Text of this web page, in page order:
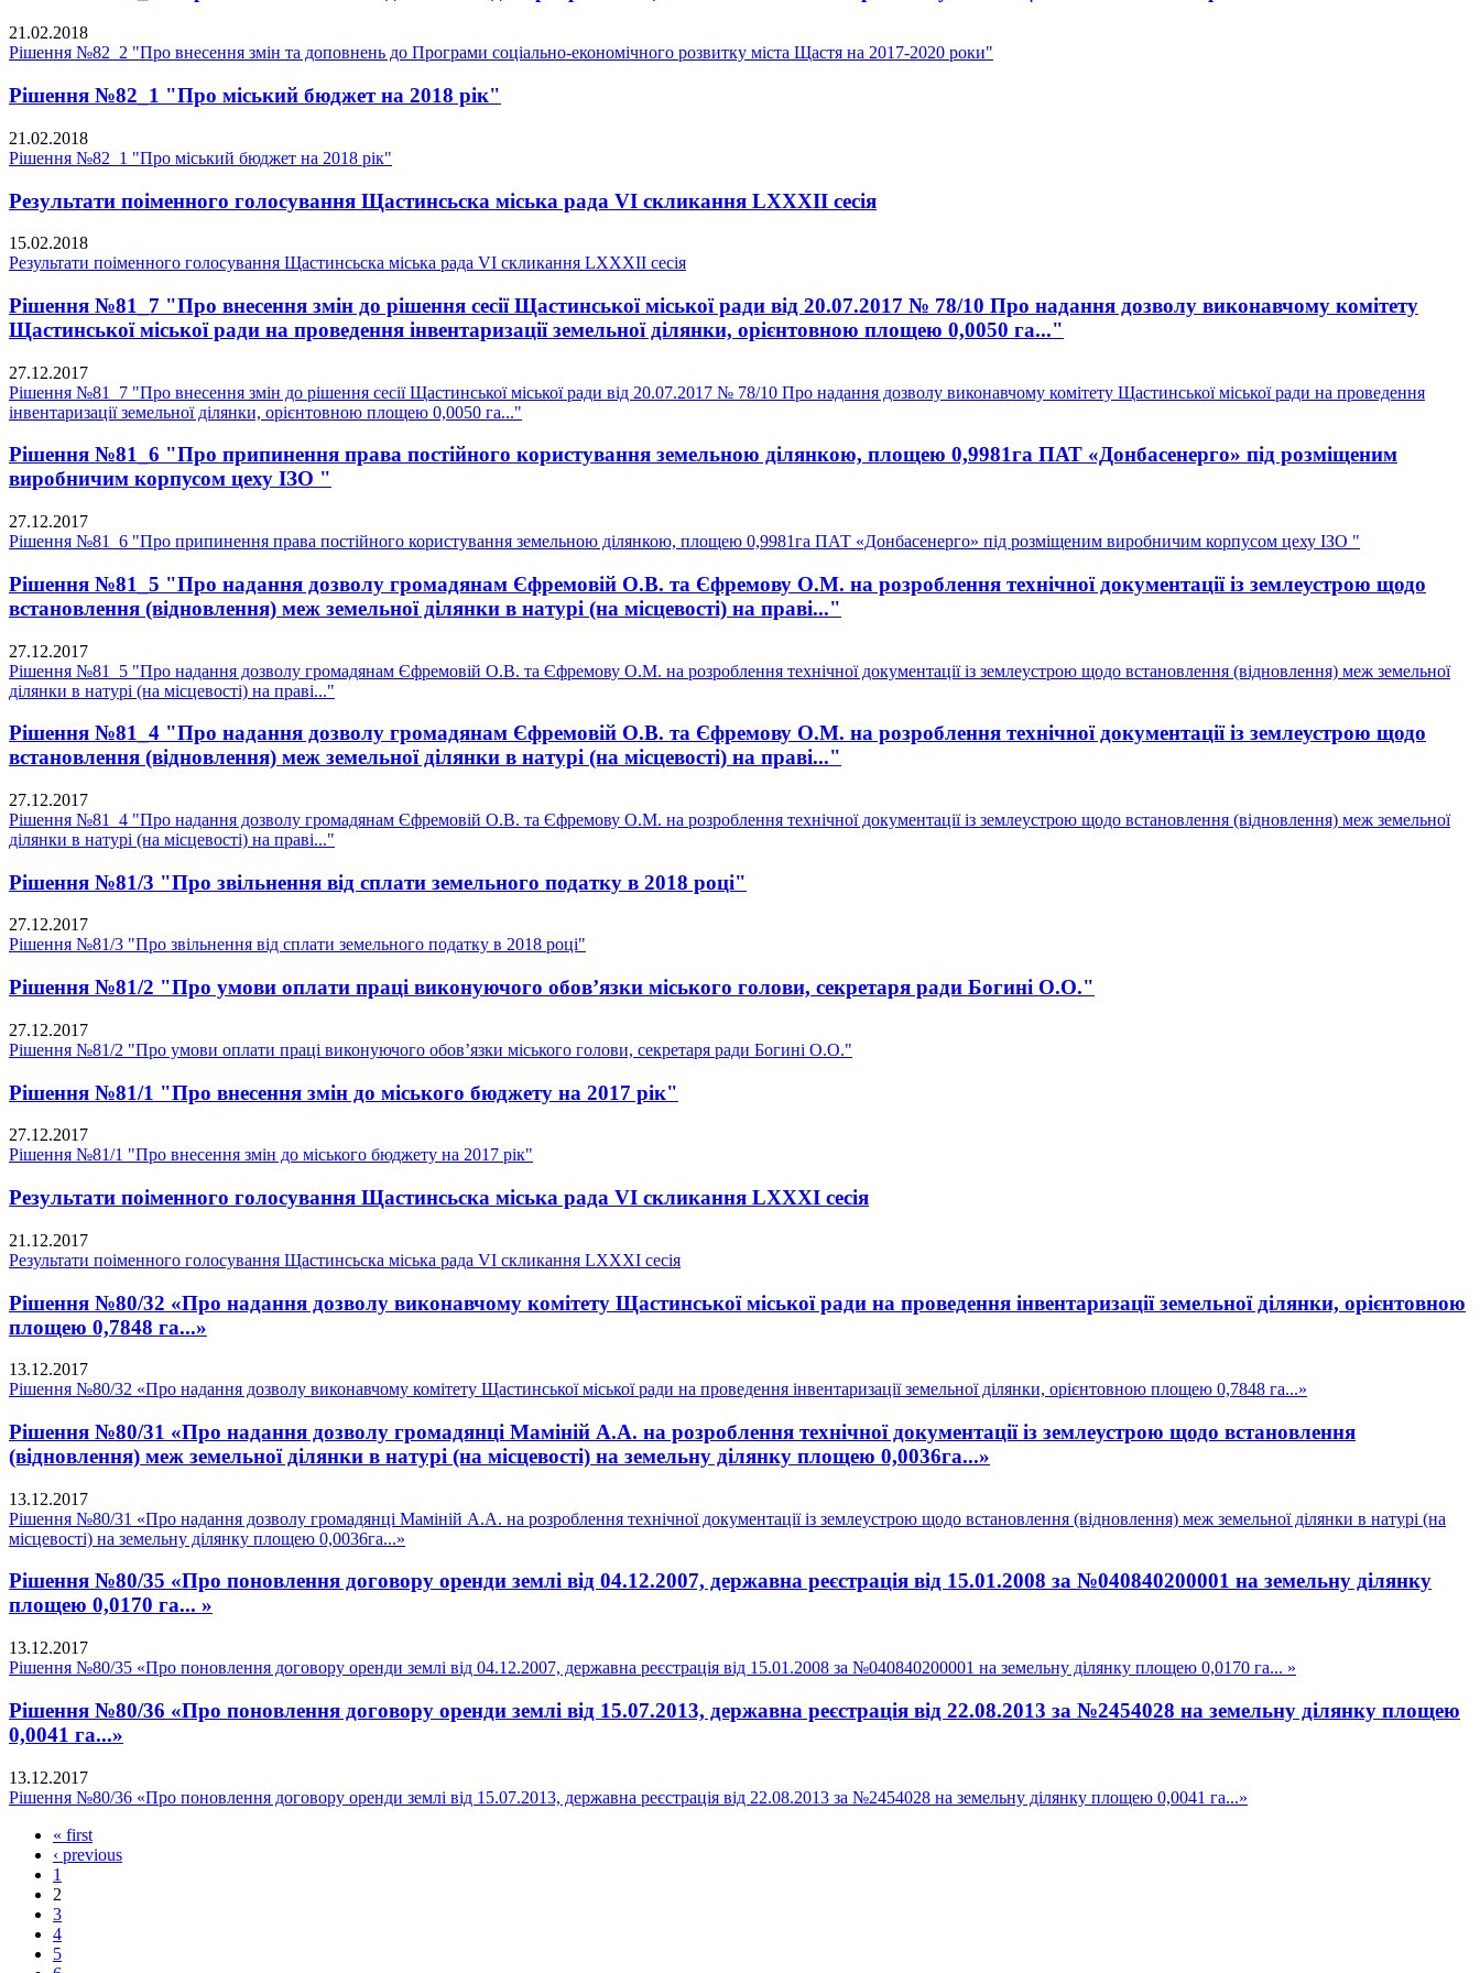
21.02.2018
Рішення №82_2 "Про внесення змін та доповнень до Програми соціально-економічного розвитку міста Щастя на 2017-2020 роки"
Рішення №82_1 "Про міський бюджет на 2018 рік"
21.02.2018
Рішення №82_1 "Про міський бюджет на 2018 рік"
Результати поіменного голосування Щастинсьска міська рада VI скликання LXXXII сесія
15.02.2018
Результати поіменного голосування Щастинсьска міська рада VI скликання LXXXII сесія
Рішення №81_7 "Про внесення змін до рішення сесії Щастинської міської ради від 20.07.2017 № 78/10 Про надання дозволу виконавчому комітету
Щастинської міської ради на проведення інвентаризації земельної ділянки, орієнтовною площею 0,0050 га..."
27.12.2017
Рішення №81_7 "Про внесення змін до рішення сесії Щастинської міської ради від 20.07.2017 № 78/10 Про надання дозволу виконавчому комітету Щастинської міської ради на проведення
інвентаризації земельної ділянки, орієнтовною площею 0,0050 га..."
Рішення №81_6 "Про припинення права постійного користування земельною ділянкою, площею 0,9981га ПАТ «Донбасенерго» під розміщеним
виробничим корпусом цеху ІЗО "
27.12.2017
Рішення №81_6 "Про припинення права постійного користування земельною ділянкою, площею 0,9981га ПАТ «Донбасенерго» під розміщеним виробничим корпусом цеху ІЗО "
Рішення №81_5 "Про надання дозволу громадянам Єфремовій О.В. та Єфремову О.М. на розроблення технічної документації із землеустрою щодо
встановлення (відновлення) меж земельної ділянки в натурі (на місцевості) на праві..."
27.12.2017
Рішення №81_5 "Про надання дозволу громадянам Єфремовій О.В. та Єфремову О.М. на розроблення технічної документації із землеустрою щодо встановлення (відновлення) меж земельної
ділянки в натурі (на місцевості) на праві..."
Рішення №81_4 "Про надання дозволу громадянам Єфремовій О.В. та Єфремову О.М. на розроблення технічної документації із землеустрою щодо
встановлення (відновлення) меж земельної ділянки в натурі (на місцевості) на праві..."
27.12.2017
Рішення №81_4 "Про надання дозволу громадянам Єфремовій О.В. та Єфремову О.М. на розроблення технічної документації із землеустрою щодо встановлення (відновлення) меж земельної
ділянки в натурі (на місцевості) на праві..."
Рішення №81/3 "Про звільнення від сплати земельного податку в 2018 році"
27.12.2017
Рішення №81/3 "Про звільнення від сплати земельного податку в 2018 році"
Рішення №81/2 "Про умови оплати праці виконуючого обов’язки міського голови, секретаря ради Богині О.О."
27.12.2017
Рішення №81/2 "Про умови оплати праці виконуючого обов’язки міського голови, секретаря ради Богині О.О."
Рішення №81/1 "Про внесення змін до міського бюджету на 2017 рік"
27.12.2017
Рішення №81/1 "Про внесення змін до міського бюджету на 2017 рік"
Результати поіменного голосування Щастинсьска міська рада VI скликання LXXXI сесія
21.12.2017
Результати поіменного голосування Щастинсьска міська рада VI скликання LXXXI сесія
Рішення №80/32 «Про надання дозволу виконавчому комітету Щастинської міської ради на проведення інвентаризації земельної ділянки, орієнтовною
площею 0,7848 га...»
13.12.2017
Рішення №80/32 «Про надання дозволу виконавчому комітету Щастинської міської ради на проведення інвентаризації земельної ділянки, орієнтовною площею 0,7848 га...»
Рішення №80/31 «Про надання дозволу громадянці Маміній А.А. на розроблення технічної документації із землеустрою щодо встановлення
(відновлення) меж земельної ділянки в натурі (на місцевості) на земельну ділянку площею 0,0036га...»
13.12.2017
Рішення №80/31 «Про надання дозволу громадянці Маміній А.А. на розроблення технічної документації із землеустрою щодо встановлення (відновлення) меж земельної ділянки в натурі (на
місцевості) на земельну ділянку площею 0,0036га...»
Рішення №80/35 «Про поновлення договору оренди землі від 04.12.2007, державна реєстрація від 15.01.2008 за №040840200001 на земельну ділянку
площею 0,0170 га... »
13.12.2017
Рішення №80/35 «Про поновлення договору оренди землі від 04.12.2007, державна реєстрація від 15.01.2008 за №040840200001 на земельну ділянку площею 0,0170 га... »
Рішення №80/36 «Про поновлення договору оренди землі від 15.07.2013, державна реєстрація від 22.08.2013 за №2454028 на земельну ділянку площею
0,0041 га...»
13.12.2017
Рішення №80/36 «Про поновлення договору оренди землі від 15.07.2013, державна реєстрація від 22.08.2013 за №2454028 на земельну ділянку площею 0,0041 га...»
« first
‹ previous
1
2
3
4
5